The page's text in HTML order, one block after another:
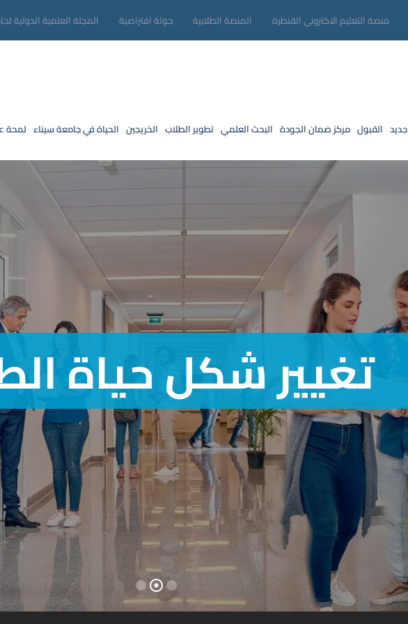
منصة التعليم الاكتروني القنطرة المنصة الطلابية جولة افتراضية المجلة العلمية الدولية
جديد القبول مركز ضمان الجودة البحث العلمي تطوير الطلاب الخريجين الحياة في جامعة سيناء لمحة
إنشاء مجتمع مختلف